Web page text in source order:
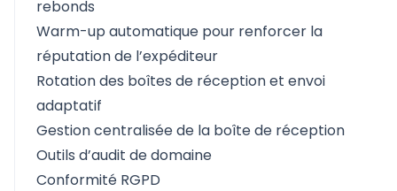
rebonds
Warm-up automatique pour renforcer la
réputation de l’expéditeur
Rotation des boîtes de réception et envoi
adaptatif
Gestion centralisée de la boîte de réception
Outils d’audit de domaine
Conformité RGPD